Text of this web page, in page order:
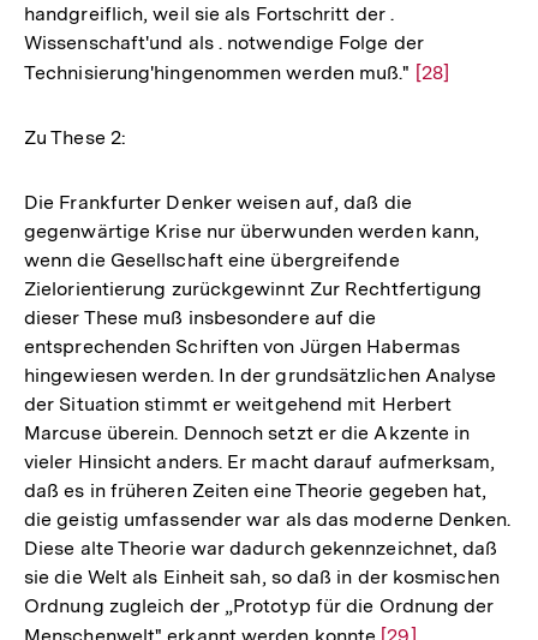
handgreiflich, weil sie als Fortschritt der .
Wissenschaft'und als . notwendige Folge der
Technisierung'hingenommen werden muß." Zur
[28]
Zu These 2:
Die Frankfurter Denker weisen auf, daß die
gegenwärtige Krise nur überwunden werden kann,
wenn die Gesellschaft eine übergreifende
Zielorientierung zurückgewinnt Zur Rechtfertigung
dieser These muß insbesondere auf die
entsprechenden Schriften von Jürgen Habermas
hingewiesen werden. In der grundsätzlichen Analyse
der Situation stimmt er weitgehend mit Herbert
Marcuse überein. Dennoch setzt er die Akzente in
vieler Hinsicht anders. Er macht darauf aufmerksam,
daß es in früheren Zeiten eine Theorie gegeben hat,
die geistig umfassender war als das moderne Denken.
Diese alte Theorie war dadurch gekennzeichnet, daß
sie die Welt als Einheit sah, so daß in der kosmischen
Ordnung zugleich der „Prototyp für die Ordnung der
Menschenwelt" erkannt werden konnte Zur
[29]
Zum